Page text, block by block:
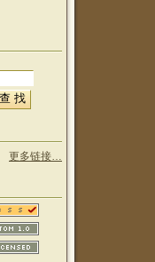
更多链接…